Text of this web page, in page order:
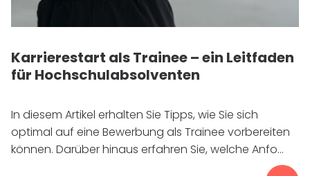
Karrierestart als Trainee – ein Leitfaden
für Hochschulabsolventen
In diesem Artikel erhalten Sie Tipps, wie Sie sich
optimal auf eine Bewerbung als Trainee vorbereiten
können. Darüber hinaus erfahren Sie, welche Anfo...